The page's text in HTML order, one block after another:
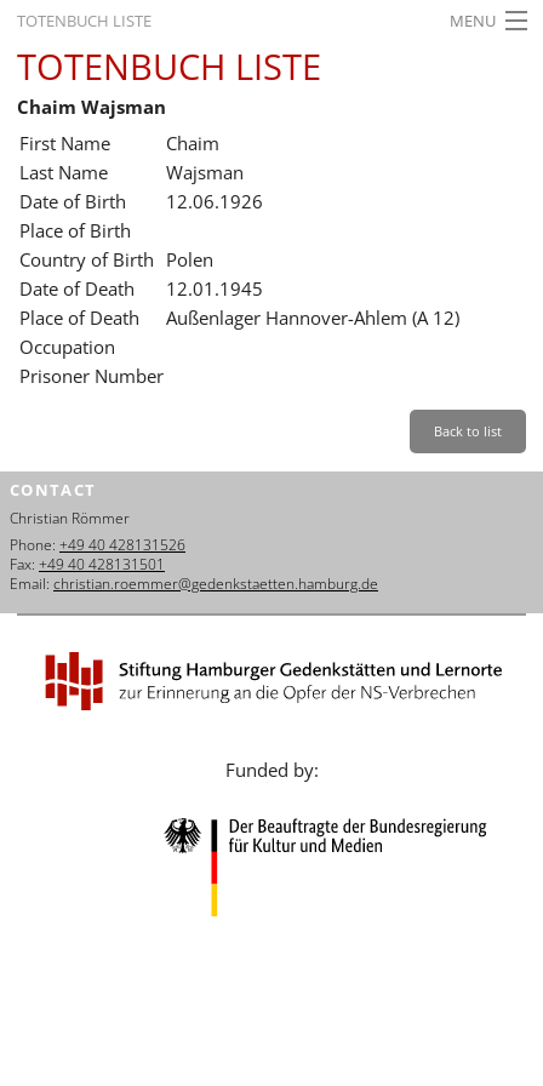
TOTENBUCH LISTE MENU
STARTSEITE
AUSSTELLUNGEN
GESCHICHTE
BILDUNG
FORSCHUNG
SERVICE
Leichte Sprache
Dansk
Español
Italiano
Nederlands
Português
TOTENBUCH LISTE
Chaim Wajsman
First Name
Chaim
Last Name
Wajsman
Date of Birth
12.06.1926
Place of Birth
Country of Birth Polen
Date of Death
12.01.1945
Place of Death
Außenlager Hannover-Ahlem (A 12)
Occupation
Prisoner Number
Back to list
CONTACT
Christian Römmer
Phone: +49 40 428131526
Fax: +49 40 428131501
Email: christian.roemmer@gedenkstaetten.hamburg.de
Funded by: